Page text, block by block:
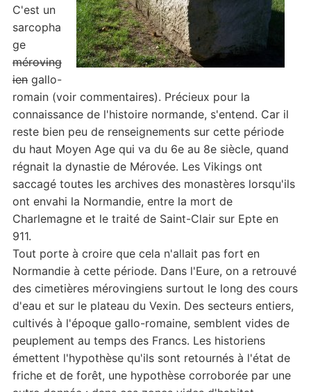
C'est un
sarcopha
ge
méroving
iengallo-
romain (voir commentaires). Précieux pour la
connaissance de l'histoire normande, s'entend. Car il
reste bien peu de renseignements sur cette période
du haut Moyen Age qui va du 6e au 8e siècle, quand
régnait la dynastie de Mérovée. Les Vikings ont
saccagé toutes les archives des monastères lorsqu'ils
ont envahi la Normandie, entre la mort de
Charlemagne et le traité de Saint-Clair sur Epte en
911.
Tout porte à croire que cela n'allait pas fort en
Normandie à cette période. Dans l'Eure, on a retrouvé
des cimetières mérovingiens surtout le long des cours
d'eau et sur le plateau du Vexin. Des secteurs entiers,
cultivés à l'époque gallo-romaine, semblent vides de
peuplement au temps des Francs. Les historiens
émettent l'hypothèse qu'ils sont retournés à l'état de
friche et de forêt, une hypothèse corroborée par une